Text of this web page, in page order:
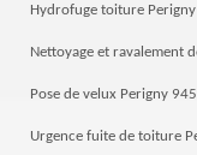
Hydrofuge toiture
Nettoyage et ravalement
Pose de velux Perigny
Urgence fuite de toiture